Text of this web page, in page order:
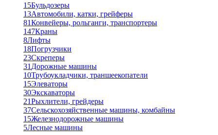
15Бульдозеры
13Автомобили, катки, грейферы
81Конвейеры, рольганги, транспортеры
147Краны
8Лифты
18Погрузчики
23Скреперы
31 Дорожные машины
10Трубоукладчики, траншеекопатели
15Элеваторы
30Экскаваторы
21Рыхлители, грейдеры
37Сельскохозяйственные машины, комбайны
15Железнодорожные машины
5Лесные машины